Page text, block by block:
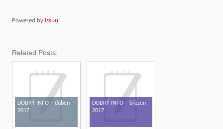
Powered by Issuu
Related Posts:
DOBRÝ INFO – duben
2017
DOBRÝ INFO – březen
2017